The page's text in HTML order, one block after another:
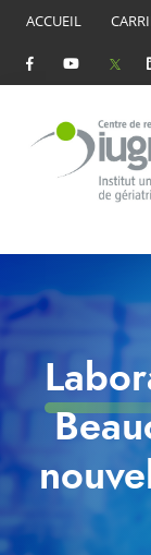
ACCUEIL